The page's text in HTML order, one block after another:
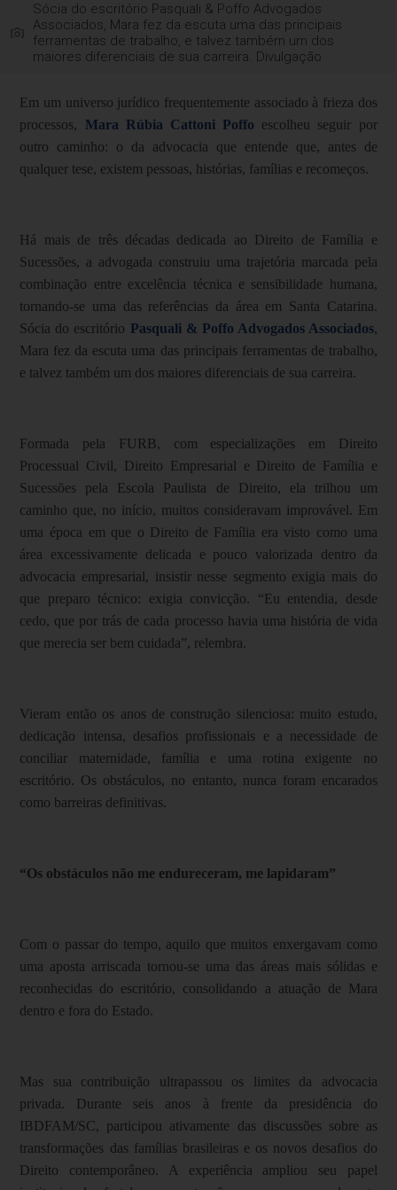
Sócia do escritório Pasquali & Poffo Advogados
Associados, Mara fez da escuta uma das principais
ferramentas de trabalho, e talvez também um dos
maiores diferenciais de sua carreira. Divulgação
Em um universo jurídico frequentemente associado à frieza dos
processos, Mara Rúbia Cattoni Poffo escolheu seguir por
outro caminho: o da advocacia que entende que, antes de
qualquer tese, existem pessoas, histórias, famílias e recomeços.
Há mais de três décadas dedicada ao Direito de Família e
Sucessões, a advogada construiu uma trajetória marcada pela
combinação entre excelência técnica e sensibilidade humana,
tornando-se uma das referências da área em Santa Catarina.
Sócia do escritório Pasquali & Poffo Advogados Associados,
Mara fez da escuta uma das principais ferramentas de trabalho,
e talvez também um dos maiores diferenciais de sua carreira.
Formada pela FURB, com especializações em Direito
Processual Civil, Direito Empresarial e Direito de Família e
Sucessões pela Escola Paulista de Direito, ela trilhou um
caminho que, no início, muitos consideravam improvável. Em
uma época em que o Direito de Família era visto como uma
área excessivamente delicada e pouco valorizada dentro da
advocacia empresarial, insistir nesse segmento exigia mais do
que preparo técnico: exigia convicção. “Eu entendia, desde
cedo, que por trás de cada processo havia uma história de vida
que merecia ser bem cuidada”, relembra.
Vieram então os anos de construção silenciosa: muito estudo,
dedicação intensa, desafios profissionais e a necessidade de
conciliar maternidade, família e uma rotina exigente no
escritório. Os obstáculos, no entanto, nunca foram encarados
como barreiras definitivas.
“Os obstáculos não me endureceram, me lapidaram”
Com o passar do tempo, aquilo que muitos enxergavam como
uma aposta arriscada tornou-se uma das áreas mais sólidas e
reconhecidas do escritório, consolidando a atuação de Mara
dentro e fora do Estado.
Mas sua contribuição ultrapassou os limites da advocacia
privada. Durante seis anos à frente da presidência do
IBDFAM/SC, participou ativamente das discussões sobre as
transformações das famílias brasileiras e os novos desafios do
Direito contemporâneo. A experiência ampliou seu papel